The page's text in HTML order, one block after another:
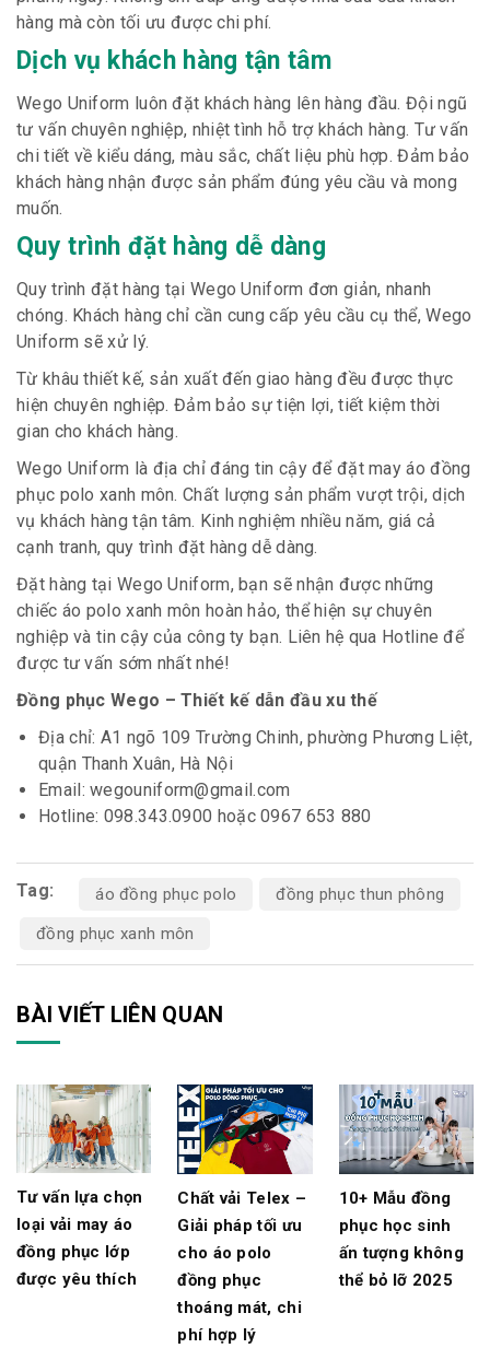
hàng mà còn tối ưu được chi phí.
Dịch vụ khách hàng tận tâm
Wego Uniform luôn đặt khách hàng lên hàng đầu. Đội ngũ
tư vấn chuyên nghiệp, nhiệt tình hỗ trợ khách hàng. Tư vấn
chi tiết về kiểu dáng, màu sắc, chất liệu phù hợp. Đảm bảo
khách hàng nhận được sản phẩm đúng yêu cầu và mong
muốn.
Quy trình đặt hàng dễ dàng
Quy trình đặt hàng tại Wego Uniform đơn giản, nhanh
chóng. Khách hàng chỉ cần cung cấp yêu cầu cụ thể, Wego
Uniform sẽ xử lý.
Từ khâu thiết kế, sản xuất đến giao hàng đều được thực
hiện chuyên nghiệp. Đảm bảo sự tiện lợi, tiết kiệm thời
gian cho khách hàng.
Wego Uniform là địa chỉ đáng tin cậy để đặt may áo đồng
phục polo xanh môn. Chất lượng sản phẩm vượt trội, dịch
vụ khách hàng tận tâm. Kinh nghiệm nhiều năm, giá cả
cạnh tranh, quy trình đặt hàng dễ dàng.
Đặt hàng tại Wego Uniform, bạn sẽ nhận được những
chiếc áo polo xanh môn hoàn hảo, thể hiện sự chuyên
nghiệp và tin cậy của công ty bạn. Liên hệ qua Hotline để
được tư vấn sớm nhất nhé!
Đồng phục Wego – Thiết kế dẫn đầu xu thế
Địa chỉ: A1 ngõ 109 Trường Chinh, phường Phương Liệt,
quận Thanh Xuân, Hà Nội
Email: wegouniform@gmail.com
Hotline: 098.343.0900 hoặc 0967 653 880
Tag: áo đồng phục polo
đồng phục thun phông
đồng phục xanh môn
BÀI VIẾT LIÊN QUAN
Tư vấn lựa chọn
loại vải may áo
đồng phục lớp
được yêu thích
Chất vải Telex –
Giải pháp tối ưu
cho áo polo
đồng phục
thoáng mát, chi
phí hợp lý
10+ Mẫu đồng
phục học sinh
ấn tượng không
thể bỏ lỡ 2025